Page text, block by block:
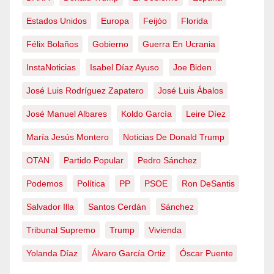
Estados Unidos Europa Feijóo Florida
Félix Bolaños Gobierno Guerra En Ucrania
InstaNoticias Isabel Díaz Ayuso Joe Biden
José Luis Rodríguez Zapatero José Luis Ábalos
José Manuel Albares Koldo García Leire Díez
María Jesús Montero Noticias De Donald Trump
OTAN Partido Popular Pedro Sánchez
Podemos Política PP PSOE Ron DeSantis
Salvador Illa Santos Cerdán Sánchez
Tribunal Supremo Trump Vivienda
Yolanda Díaz Álvaro García Ortiz Óscar Puente